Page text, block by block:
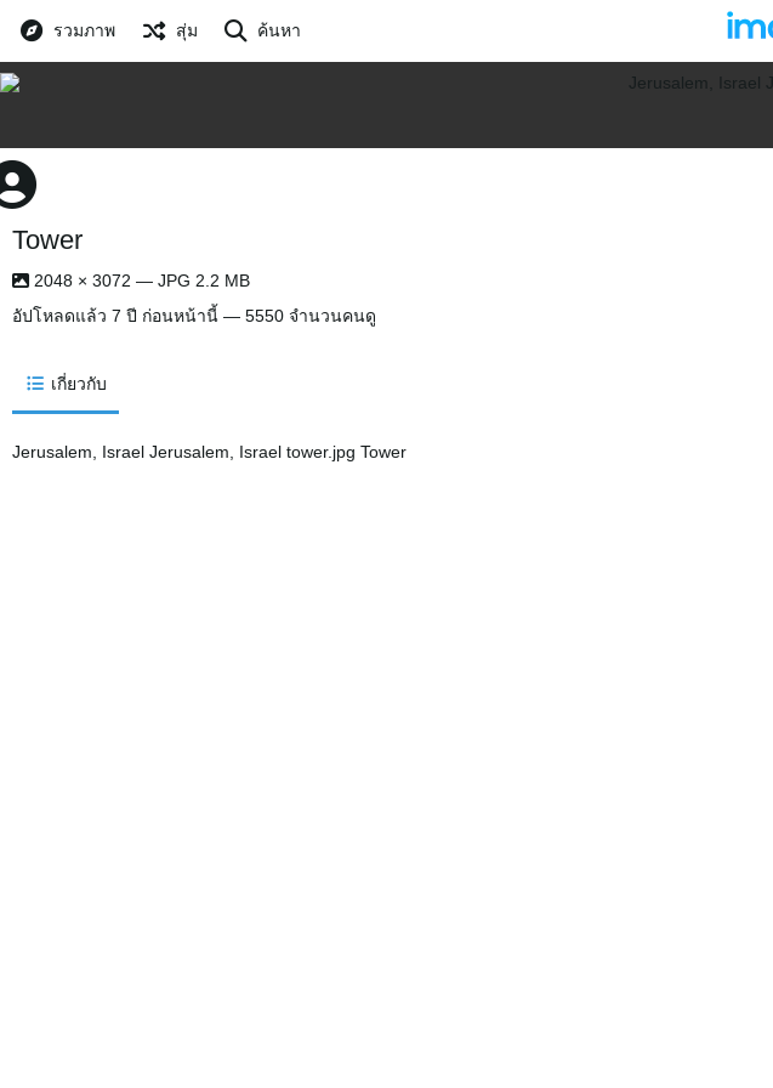
รวมภาพ สุ่ม ค้นหา
Tower
2048 × 3072 — JPG 2.2 MB
อัปโหลดแล้ว 7 ปี ก่อนหน้านี้ — 5550 จำนวนคนดู
เกี่ยวกับ
Jerusalem, Israel Jerusalem, Israel tower.jpg Tower